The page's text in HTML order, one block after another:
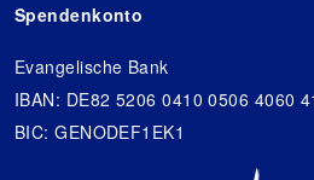
Spendenkonto
Evangelische Bank
IBAN: DE82 5206 0410 0506 4060
BIC: GENODEF1EK1